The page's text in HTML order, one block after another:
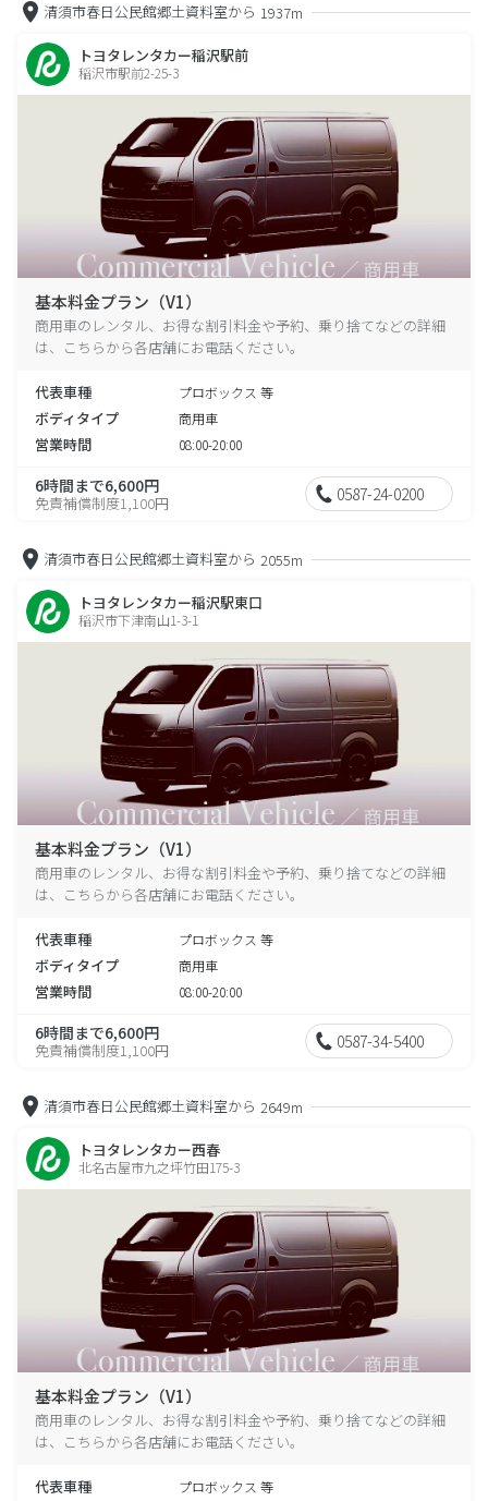
清須市春日公民館郷土資料室から 1937m
トヨタレンタカー稲沢駅前
稲沢市駅前2-25-3
基本料金プラン（V1）
商用車のレンタル、お得な割引料金や予約、乗り捨てなどの詳細
は、こちらから各店舗にお電話ください。
代表車種 プロボックス 等
ボディタイプ 商用車
営業時間 08:00-20:00
6時間まで6,600円
免責補償制度1,100円 0587-24-0200
清須市春日公民館郷土資料室から 2055m
トヨタレンタカー稲沢駅東口
稲沢市下津南山1-3-1
基本料金プラン（V1）
商用車のレンタル、お得な割引料金や予約、乗り捨てなどの詳細
は、こちらから各店舗にお電話ください。
代表車種 プロボックス 等
ボディタイプ 商用車
営業時間 08:00-20:00
6時間まで6,600円
免責補償制度1,100円 0587-34-5400
清須市春日公民館郷土資料室から 2649m
トヨタレンタカー西春
北名古屋市九之坪竹田175-3
基本料金プラン（V1）
商用車のレンタル、お得な割引料金や予約、乗り捨てなどの詳細
は、こちらから各店舗にお電話ください。
代表車種 プロボックス 等